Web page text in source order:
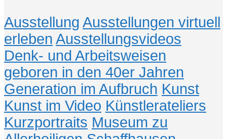
Ausstellung Ausstellungen virtuell
erleben Ausstellungsvideos
Denk- und Arbeitsweisen
geboren in den 40er Jahren
Generation im Aufbruch Kunst
Kunst im Video Künstlerateliers
Kurzportraits Museum zu